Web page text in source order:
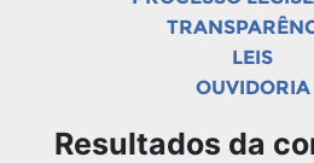
LEIS
OUVIDORIA
Resultados da